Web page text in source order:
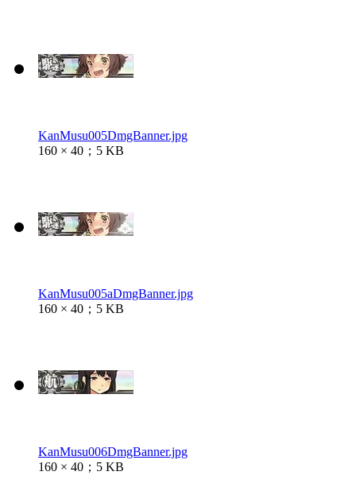
KanMusu005DmgBanner.jpg
160 × 40；5 KB
KanMusu005aDmgBanner.jpg
160 × 40；5 KB
KanMusu006DmgBanner.jpg
160 × 40；5 KB